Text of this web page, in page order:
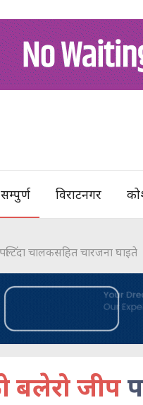
सम्पुर्ण विराटनगर
चालकसहित चारजना घाइते
बलेरो जीप